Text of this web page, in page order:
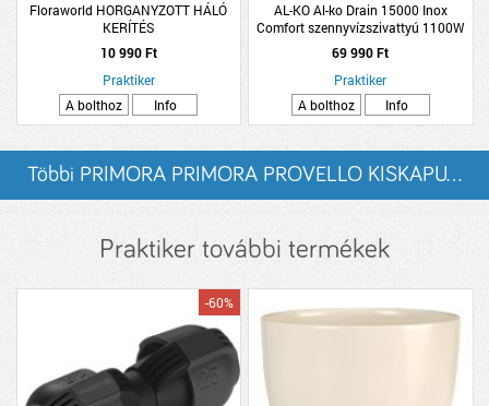
Floraworld HORGANYZOTT HÁLÓ
KERÍTÉS
10 990 Ft
Praktiker
A bolthoz
Info
AL-KO Al-ko Drain 15000 Inox
Comfort szennyvízszivattyú 1100W
30mm
69 990 Ft
Praktiker
A bolthoz
Info
Többi PRIMORA PRIMORA PROVELLO KISKAPU...
Praktiker további termékek
-60%